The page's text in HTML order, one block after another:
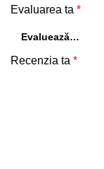
Evaluarea ta *
Recenzia ta *